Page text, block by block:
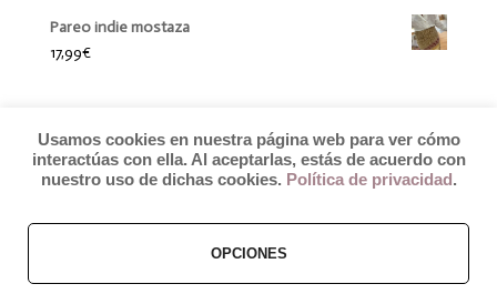
Pareo indie mostaza
17,99€
© 2019 by Débora Colette
Usamos cookies en nuestra página web para ver cómo
interactúas con ella. Al aceptarlas, estás de acuerdo con
nuestro uso de dichas cookies. Política de privacidad .
OPCIONES